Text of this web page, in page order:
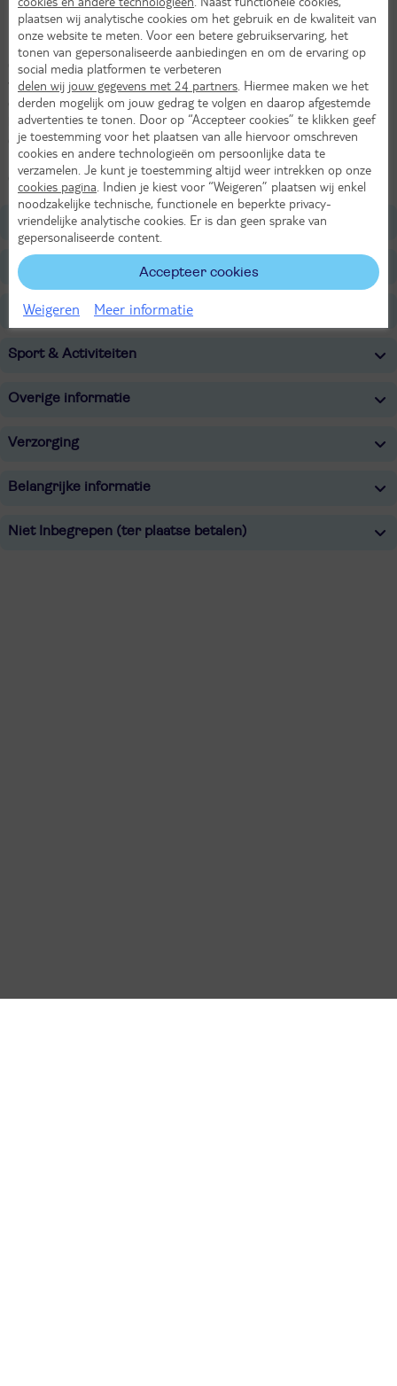
Gratis wifi
Hotel Roomz Graz is een modern hotel gelegen in de stad Graz.
Ontdek het oude centrum met haar oude gebouwen of trek erop uit
voor wat meer activiteit. Zo zijn er leuke fietstochten in en rondom
de stad en kun je lekker gaan zwemmen of klimmen. Ook voor de
kinderen zijn er genoeg leuke dingen te doen. Maak een wandeling
door de Rettenbach kloof of bezoek het kasteel van Lustbühel.
Rondom dit kasteel zijn een speeltuin en een kinderboerderij waar
de kids zich prima zullen vermaken.
Ligging
Faciliteiten
Restaurants/Bars
Sport & Activiteiten
Overige informatie
Verzorging
Belangrijke informatie
Niet Inbegrepen (ter plaatse betalen)
plaatsen wij analytische cookies om het gebruik en de kwaliteit van
onze website te meten. Voor een betere gebruikservaring, het
tonen van gepersonaliseerde aanbiedingen en om de ervaring op
social media platformen te verbeteren
delen wij jouw gegevens met 24 partners . Hiermee maken we het
derden mogelijk om jouw gedrag te volgen en daarop afgestemde
advertenties te tonen. Door op “Accepteer cookies” te klikken geef
je toestemming voor het plaatsen van alle hiervoor omschreven
cookies en andere technologieën om persoonlijke data te
verzamelen. Je kunt je toestemming altijd weer intrekken op onze
cookies pagina . Indien je kiest voor “Weigeren” plaatsen wij enkel
noodzakelijke technische, functionele en beperkte privacy-
vriendelijke analytische cookies. Er is dan geen sprake van
gepersonaliseerde content.
Accepteer cookies
Weigeren Meer informatie